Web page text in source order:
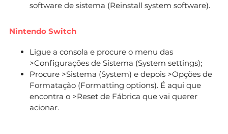
software de sistema (Reinstall system software).
Nintendo Switch
Ligue a consola e procure o menu das
>Configurações de Sistema (System settings);
Procure >Sistema (System) e depois >Opções de
Formatação (Formatting options). É aqui que
encontra o >Reset de Fábrica que vai querer
acionar.